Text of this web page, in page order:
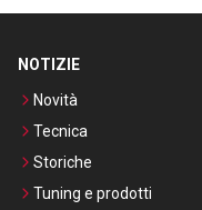
NOTIZIE
Novità
Tecnica
Storiche
Tuning e prodotti